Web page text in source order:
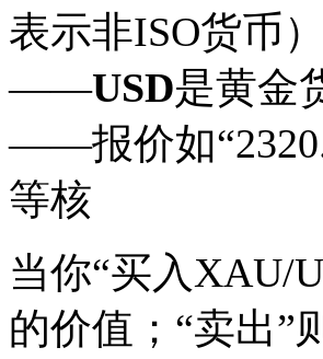
表示非ISO货币）
——USD是黄金
——报价如
等核
当你“买入XAU/
的价值；“卖出”